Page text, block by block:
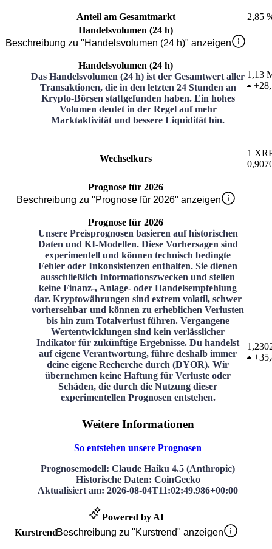
Anteil am Gesamtmarkt
2,85
Handelsvolumen (24 h)
Beschreibung zu "Handelsvolumen (24 h)" anzeigen
Handelsvolumen (24 h)
Das Handelsvolumen (24 h) ist der Gesamtwert aller
Transaktionen, die in den letzten 24 Stunden an
Krypto-Börsen stattgefunden haben. Ein hohes
Volumen deutet in der Regel auf mehr
Marktaktivität und bessere Liquidität hin.
1,13
+
Wechselkurs
1
Prognose für 2026
Beschreibung zu "Prognose für 2026" anzeigen
Prognose für 2026
Unsere Preisprognosen basieren auf historischen
Daten und KI-Modellen. Diese Vorhersagen sind
experimentell und können technisch bedingte
Fehler oder Inkonsistenzen enthalten. Sie dienen
ausschließlich Informationszwecken und stellen
keine Finanz-, Anlage- oder Handelsempfehlung
dar. Kryptowährungen sind extrem volatil, schwer
vorhersehbar und können zu erheblichen Verlusten
bis hin zum Totalverlust führen. Vergangene
Wertentwicklungen sind kein verlässlicher
Indikator für zukünftige Ergebnisse. Du handelst
auf eigene Verantwortung, führe deshalb immer
deine eigene Recherche durch (DYOR). Wir
übernehmen keine Haftung für Verluste oder
Schäden, die durch die Nutzung dieser
experimentellen Prognosen entstehen.
Weitere Informationen
So entstehen unsere Prognosen
Prognosemodell: Claude Haiku 4.5 (Anthropic)
Historische Daten: CoinGecko
Aktualisiert am: 2026-08-04T11:02:49.986+00:00
Powered by AI
+
KurstrendBeschreibung zu "Kurstrend" anzeigen